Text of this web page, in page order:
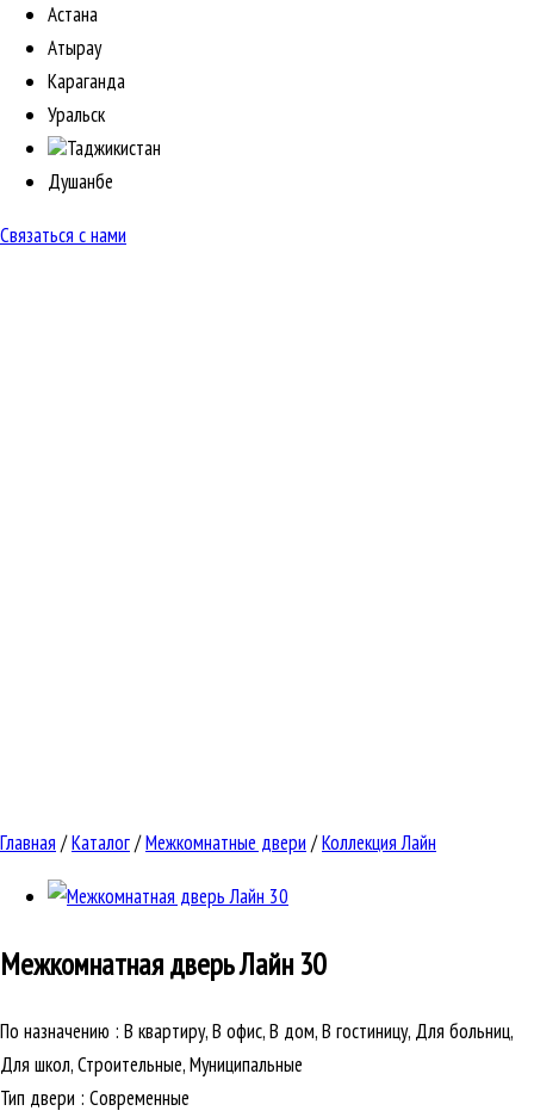
Астана
Атырау
Караганда
Уральск
Таджикистан
Душанбе
Связаться с нами
Главная /Каталог/Межкомнатные двери /Коллекция Лайн
Межкомнатная дверьЛайн 30
По назначению : В квартиру, В офис, В дом, В гостиницу, Для больниц,
Для школ, Строительные, Муниципальные
Тип двери : Современные